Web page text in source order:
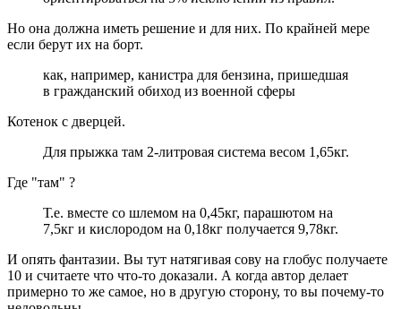
Но она должна иметь решение и для них. По крайней мере
если берут их на борт.
как, например, канистра для бензина, пришедшая
в гражданский обиход из военной сферы
Котенок с дверцей.
Для прыжка там 2-литровая система весом 1,65кг.
Где "там" ?
Т.е. вместе со шлемом на 0,45кг, парашютом на
7,5кг и кислородом на 0,18кг получается 9,78кг.
И опять фантазии. Вы тут натягивая сову на глобус получаете
10 и считаете что что-то доказали. А когда автор делает
примерно то же самое, но в другую сторону, то вы почему-то